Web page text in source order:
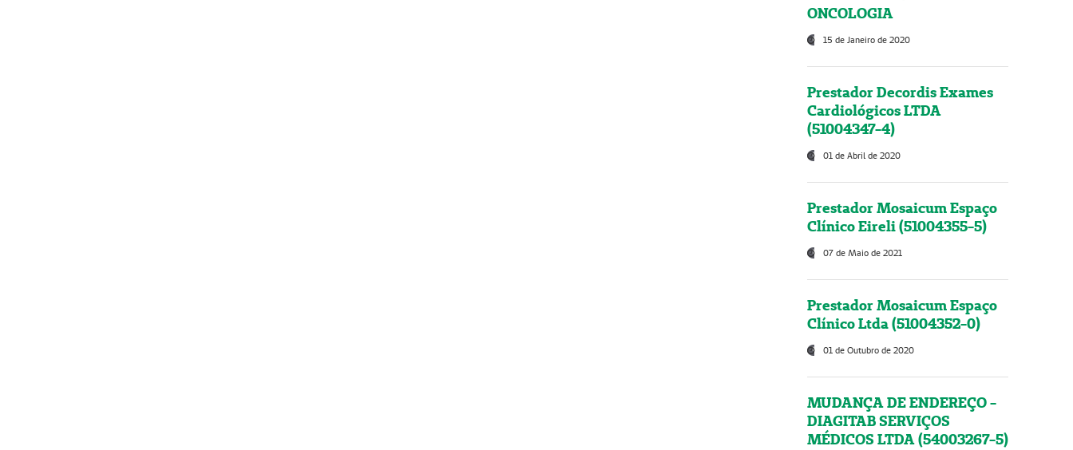
ONCOLOGIA
15 de Janeiro de 2020
Prestador Decordis Exames
Cardiológicos LTDA
(51004347-4)
01 de Abril de 2020
Prestador Mosaicum Espaço
Clínico Eireli (51004355-5)
07 de Maio de 2021
Prestador Mosaicum Espaço
Clínico Ltda (51004352-0)
01 de Outubro de 2020
MUDANÇA DE ENDEREÇO -
DIAGITAB SERVIÇOS
MÉDICOS LTDA (54003267-5)